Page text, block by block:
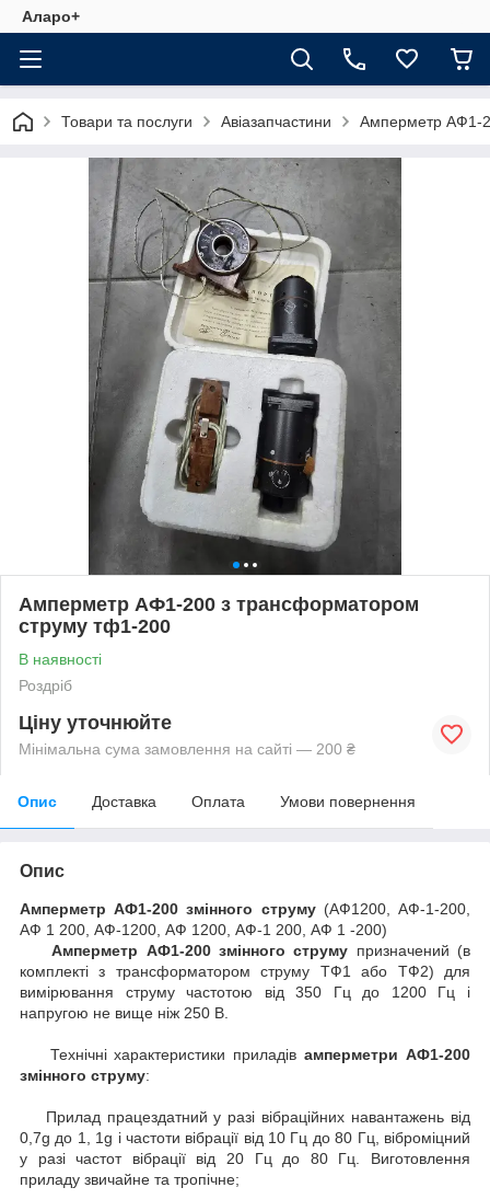
Аларо+
Товари та послуги Авіазапчастини Амперметр АФ1-
Амперметр АФ1-200 з трансформатором
струму тф1-200
В наявності
Роздріб
Ціну уточнюйте
Мінімальна сума замовлення на сайті — 200 ₴
Опис Доставка Оплата Умови повернення
Опис
Амперметр АФ1-200 змінного струму (АФ1200, АФ-1-200,
АФ 1 200, АФ-1200, АФ 1200, АФ-1 200, АФ 1 -200)
Амперметр АФ1-200 змінного струму призначений (в
комплекті з трансформатором струму ТФ1 або ТФ2) для
вимірювання струму частотою від 350 Гц до 1200 Гц і
напругою не вище ніж 250 В.
Технічні характеристики приладів амперметри АФ1-200
змінного струму:
Прилад працездатний у разі вібраційних навантажень від
0,7g до 1, 1g і частоти вібрації від 10 Гц до 80 Гц, віброміцний
у разі частот вібрації від 20 Гц до 80 Гц. Виготовлення
приладу звичайне та тропічне;